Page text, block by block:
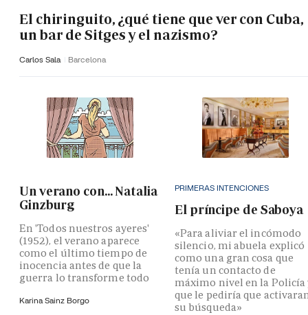
El chiringuito, ¿qué tiene que ver con Cuba,
un bar de Sitges y el nazismo?
Carlos Sala Barcelona
Un verano con... Natalia
Ginzburg
En 'Todos nuestros ayeres'
(1952), el verano aparece
como el último tiempo de
inocencia antes de que la
guerra lo transforme todo
Karina Sainz Borgo
PRIMERAS INTENCIONES
El príncipe de Saboya
«Para aliviar el incómodo
silencio, mi abuela explicó
como una gran cosa que
tenía un contacto de
máximo nivel en la Policía
que le pediría que
su búsqueda»